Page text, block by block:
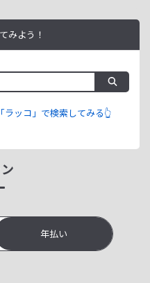
みよう！
ラッコ」で検索してみる👆
年払い